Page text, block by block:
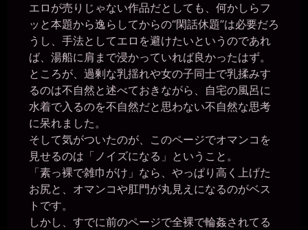
エロが売りじゃない作品だとしても、何かしらフ
ッと本題から逸らしてからの“閑話休題”は必要だろ
うし、手法としてエロを避けたいというのであれ
ば、湯船に肩まで浸かっていれば良かったはず。
ところが、過剰な乳揺れや女の子同士で乳揉みす
るのは不自然と述べておきながら、自宅の風呂に
水着で入るのを不自然だと思わない不自然な思考
に呆れました。
そして気がついたのが、このページでオマンコを
見せるのは「ノイズになる」ということ。
「素っ裸で雑巾がけ」なら、やっぱり高く上げた
お尻と、オマンコや肛門が丸見えになるのがベス
トです。
しかし、すでに前のページで全裸で輪姦されてる
一枚の銀貨
2026年6月28日 - 20:35
それは、ログインする前から入れてたということか？
miiki0119
2026年6月28日 - 20:35
ああ。。はい。。
一枚の銀貨
2026年6月28日 - 20:37
しょうがないヤツめ。そのままオナニーで逝きたかったら、第２公
民館へ連れ込んでやる。
一枚の銀貨
2026年6月28日 - 20:37
https://b-crystal.org/mote/chat/23442.html
miiki0119
2026年6月28日 - 20:38
ああ。。はい。。